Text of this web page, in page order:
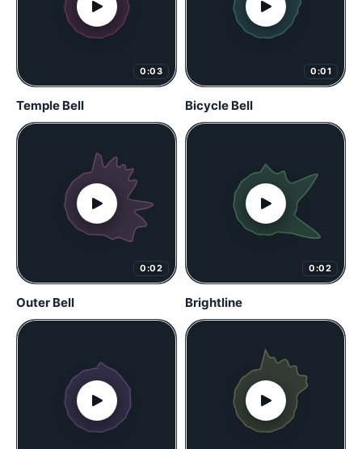
0:03
Temple Bell
0:01
Bicycle Bell
0:02
Outer Bell
0:02
Brightline